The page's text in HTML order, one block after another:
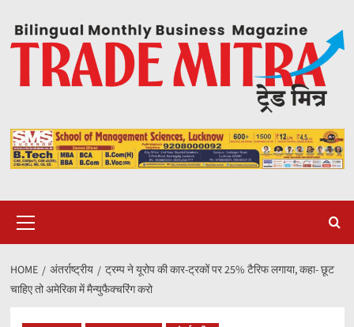
content
Menu
HOME अंतर्राष्ट्रीय
ट्रम्प ने यूरोप की कार-ट्रकों पर 25% टैरिफ लगाया, कहा- छूट
चाहिए तो अमेरिका में मैन्युफैक्चरिंग करो